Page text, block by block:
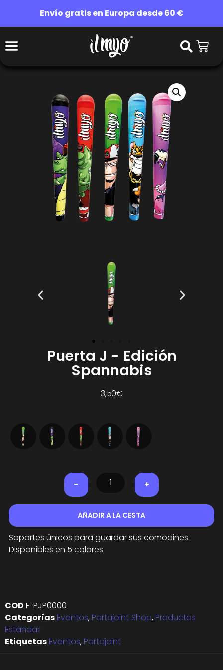
Envío gratis en Europa desde 60 €
Puerta J - Edición
Spannabis
3,50€
- +
AÑADIR A LA CESTA
Soportes únicos para guardar sus comodines.
Disponibles en 5 colores
COD F-PJP0000
Categorías Eventos, Portajoint Shop, Productos
Estándar
Etiquetas Eventos, Portajoint